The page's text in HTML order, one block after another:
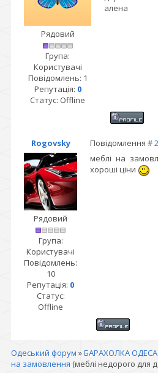
Рядовий
Група:
Користувачі
Повідомлень: 1
Репутація: 0
Статус: Offline
алена
Rogovsky Повідомлення #2
Рядовий
Група:
Користувачі
Повідомлень:
10
Репутація: 0
Статус:
Offline
меблі на
хороші ціни
Одеський форум »БАРАХОЛКА ОДЕСА
на замовлення (меблі недорого для